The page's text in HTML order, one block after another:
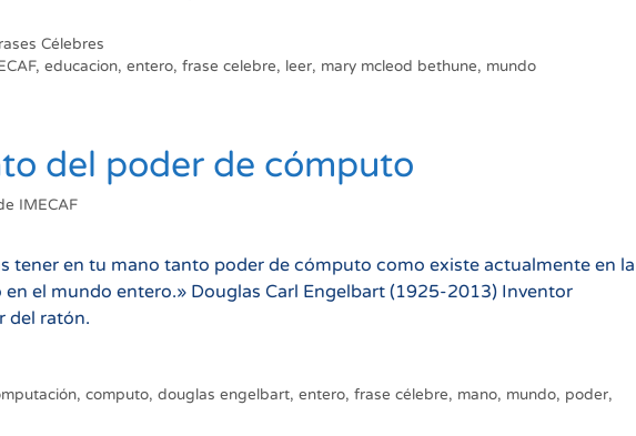
Célebres
,educacion,entero,frase celebre, leer, mary mcleod bethune, mundo
del poder de cómputo
IMECAF
tener en tu mano tanto poder de cómputo como existe actualmente en la
el mundo entero.» Douglas Carl Engelbart (1925-2013) Inventor
del ratón.
,computo,douglas engelbart,entero,frase célebre, mano, mundo, poder,